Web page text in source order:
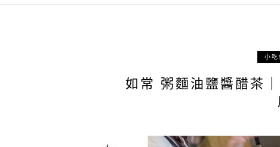
小吃
如常 粥麵油鹽醬醋茶